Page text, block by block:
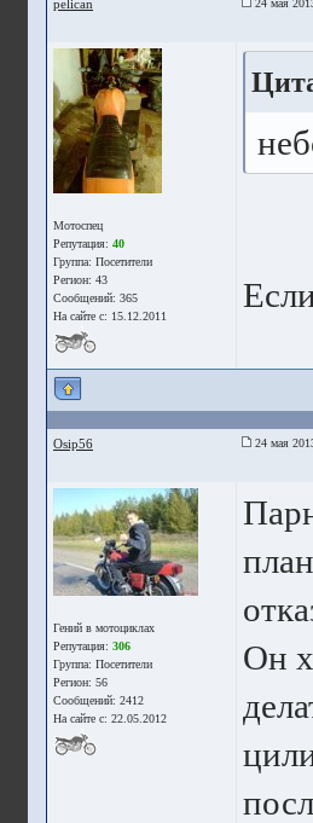
pelican 24 мая
Мотоспец
Репутация: 40
Группа: Посетители
Регион: 43
Сообщений: 365
На сайте с: 15.12.2011
Osip56 24 мая
Гений в мотоциклах
Репутация: 306
Группа: Посетители
Регион: 56
Сообщений: 2412
На сайте с: 22.05.2012
Он